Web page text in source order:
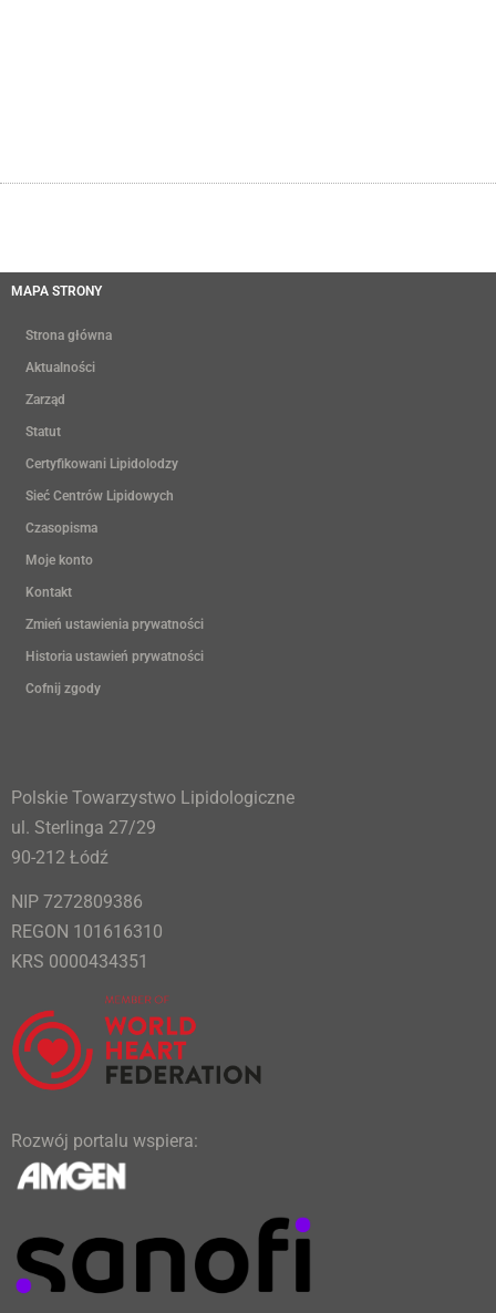
MAPA STRONY
Strona główna
Aktualności
Zarząd
Statut
Certyfikowani Lipidolodzy
Sieć Centrów Lipidowych
Czasopisma
Moje konto
Kontakt
Zmień ustawienia prywatności
Historia ustawień prywatności
Cofnij zgody
Polskie Towarzystwo Lipidologiczne
ul. Sterlinga 27/29
90-212 Łódź
NIP 7272809386
REGON 101616310
KRS 0000434351
Rozwój portalu wspiera: